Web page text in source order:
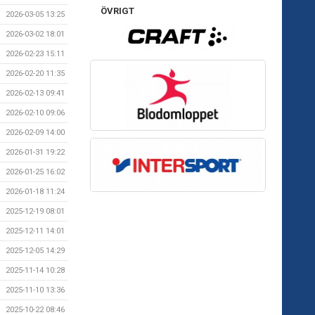
2026-03-05 13:25
2026-03-02 18:01
2026-02-23 15:11
2026-02-20 11:35
2026-02-13 09:41
2026-02-10 09:06
2026-02-09 14:00
2026-01-31 19:22
2026-01-25 16:02
2026-01-18 11:24
2025-12-19 08:01
2025-12-11 14:01
2025-12-05 14:29
2025-11-14 10:28
2025-11-10 13:36
2025-10-22 08:46
ÖVRIGT